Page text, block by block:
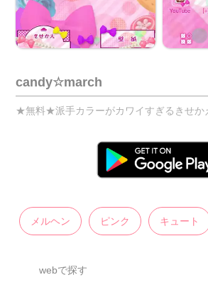
candy☆march
★無料★派手カラーがカワイすぎるきせ
メルヘン ピンク キュート
webで探す